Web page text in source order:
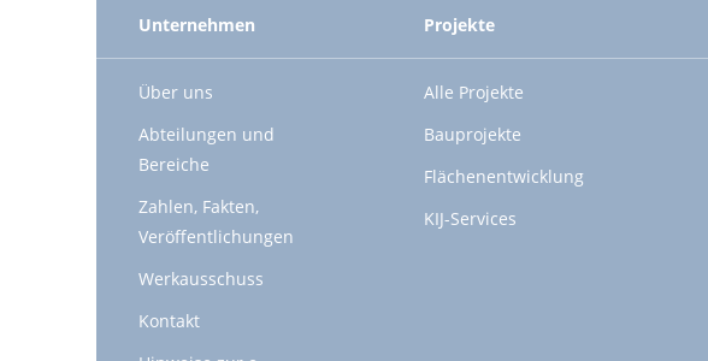
Unternehmen
Über uns
Abteilungen und
Bereiche
Zahlen, Fakten,
Veröffentlichungen
Werkausschuss
Kontakt
Projekte
Alle Projekte
Bauprojekte
Flächenentwicklung
KIJ-Services